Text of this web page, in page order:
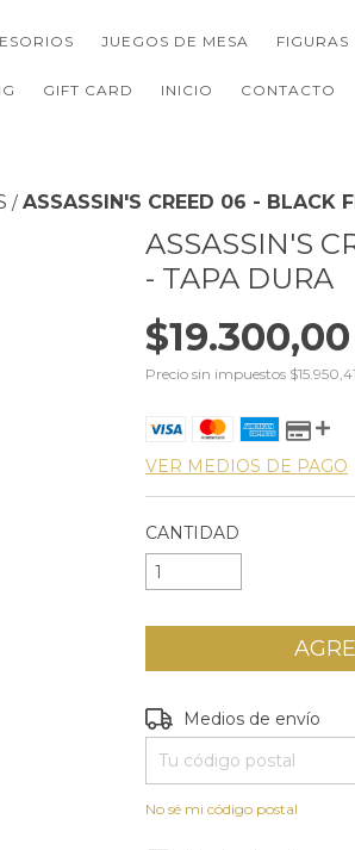
JUEGOS DE MESA FIGURAS
GIFT CARD INICIO CONTACTO
/ ASSASSIN'S CREED 06 - BLACK
ASSASSIN'S
- TAPA DURA
$19.300,00
Precio sin impuestos $15.950,41
VER MEDIOS DE PAGO
CANTIDAD
Entregas para el CP:
Medios de envío
No sé mi código postal